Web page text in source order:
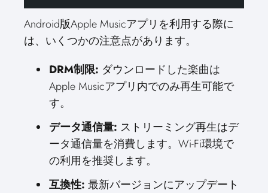
Android版Apple Musicアプリを利用する際に
は、いくつかの注意点があります。
DRM制限: ダウンロードした楽曲は
Apple Musicアプリ内でのみ再生可能で
す。
データ通信量: ストリーミング再生はデ
ータ通信量を消費します。Wi-Fi環境で
の利用を推奨します。
互換性: 最新バージョンにアップデート